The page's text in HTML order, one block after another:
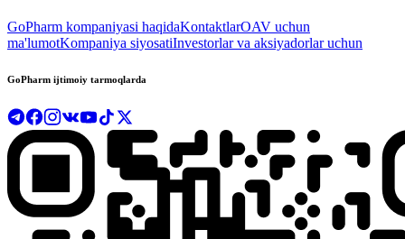
GoPharm kompaniyasi haqidaKontaktlarOAV uchun
ma'lumotKompaniya siyosatiInvestorlar va aksiyadorlar uchun
GoPharm ijtimoiy tarmoqlarda